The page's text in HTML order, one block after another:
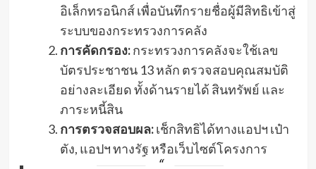
อิเล็กทรอนิกส์ เพื่อบันทึกรายชื่อผู้มีสิทธิเข้าสู่
ระบบของกระทรวงการคลัง
การคัดกรอง:กระทรวงการคลังจะใช้เลข
บัตรประชาชน 13 หลัก ตรวจสอบคุณสมบัติ
อย่างละเอียด ทั้งด้านรายได้ สินทรัพย์ และ
ภาระหนี้สิน
การตรวจสอบผล:เช็กสิทธิได้ทางแอปฯ เป๋า
ตัง, แอปฯ ทางรัฐ หรือเว็บไซต์โครงการ